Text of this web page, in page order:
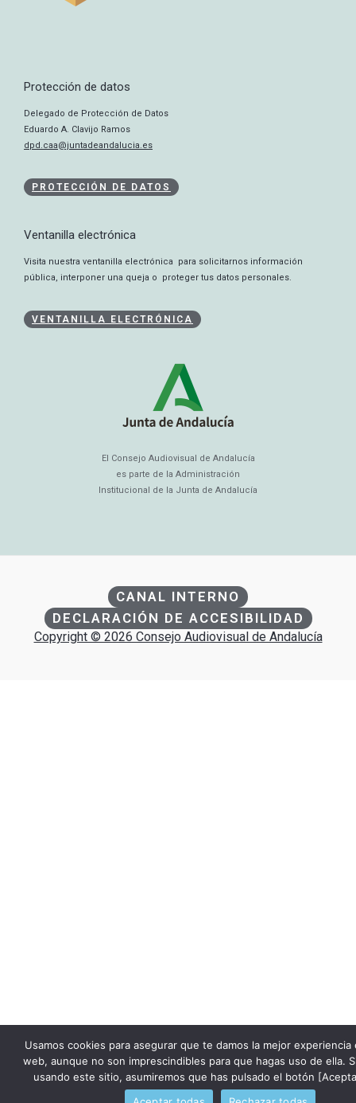
Protección de datos
Delegado de Protección de Datos
Eduardo A. Clavijo Ramos
dpd.caa@juntadeandalucia.es
PROTECCIÓN DE DATOS
Ventanilla electrónica
Visita nuestra ventanilla electrónica para solicitarnos información
pública, interponer una queja o proteger tus datos personales.
VENTANILLA ELECTRÓNICA
El Consejo Audiovisual de Andalucía
es parte de la Administración
Institucional de la Junta de Andalucía
CANAL INTERNO
DECLARACIÓN DE ACCESIBILIDAD
Copyright © 2026 Consejo Audiovisual de Andalucía
Usamos cookies para asegurar que te damos la mejor experiencia
web, aunque no son imprescindibles para que hagas uso de ella.
usando este sitio, asumiremos que has pulsado el botón